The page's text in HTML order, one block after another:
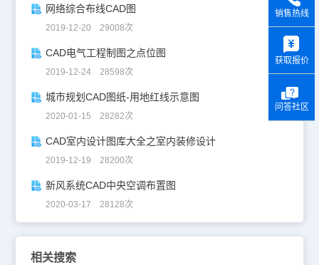
网络综合布线CAD图
2019-12-20 29008次
CAD电气工程制图之点位图
2019-12-24 28598次
城市规划CAD图纸-用地红线示意图
2020-01-15 28282次
CAD室内设计图库大全之室内装修设计
2019-12-19 28200次
新风系统CAD中央空调布置图
2020-03-17 28128次
相关搜索
销售热线
获取报价
问答社区